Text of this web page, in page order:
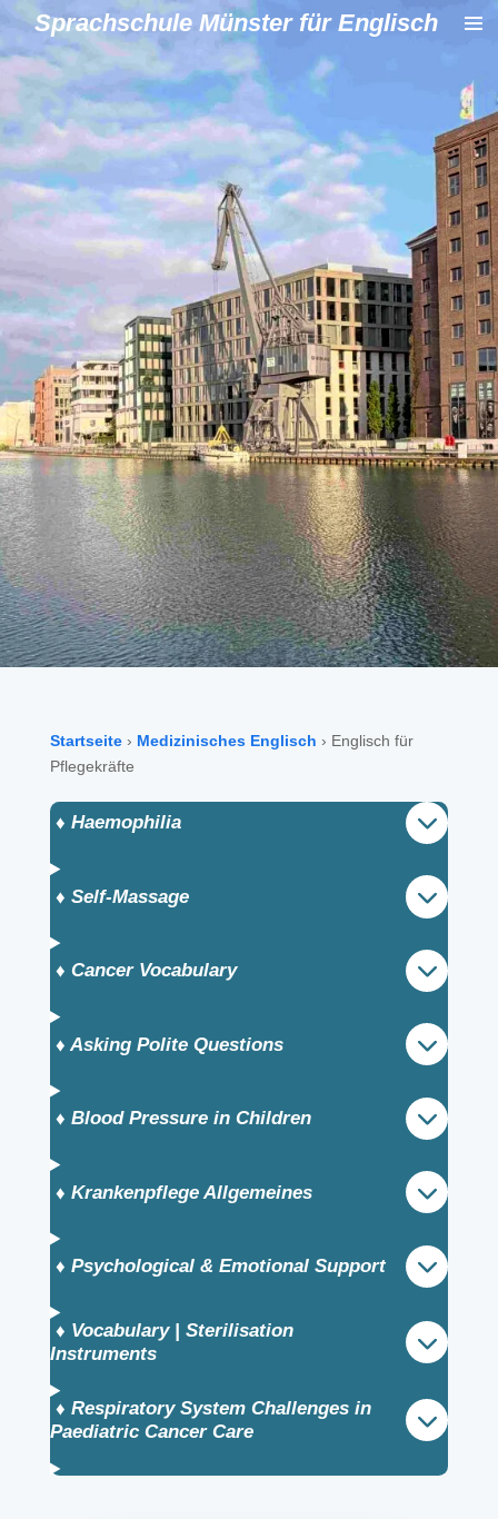
Zum
Hauptinhalt
Sprachschule Münster für Englisch
Startseite› Medizinisches Englisch › Englisch für
Pflegekräfte
♦️ Haemophilia
♦️ Self-Massage
♦️ Cancer Vocabulary
♦️ Asking Polite Questions
♦️ Blood Pressure in Children
♦️ Krankenpflege Allgemeines
♦️ Psychological & Emotional Support
♦️ Vocabulary | Sterilisation
Instruments
♦️ Respiratory System Challenges in
Paediatric Cancer Care